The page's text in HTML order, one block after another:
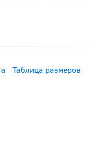
Таблица размеров